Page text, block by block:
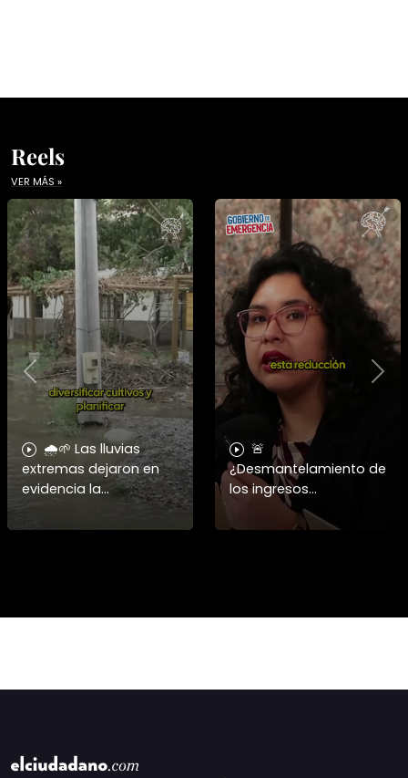
Reels
VER MÁS »
🌧️🌱 Las lluvias
extremas dejaron en
evidencia la
vulnerabilidad del
campo chileno.
🚨
¿Desmantelamiento de
los ingresos
municipales o
beneficio fiscal
Previous